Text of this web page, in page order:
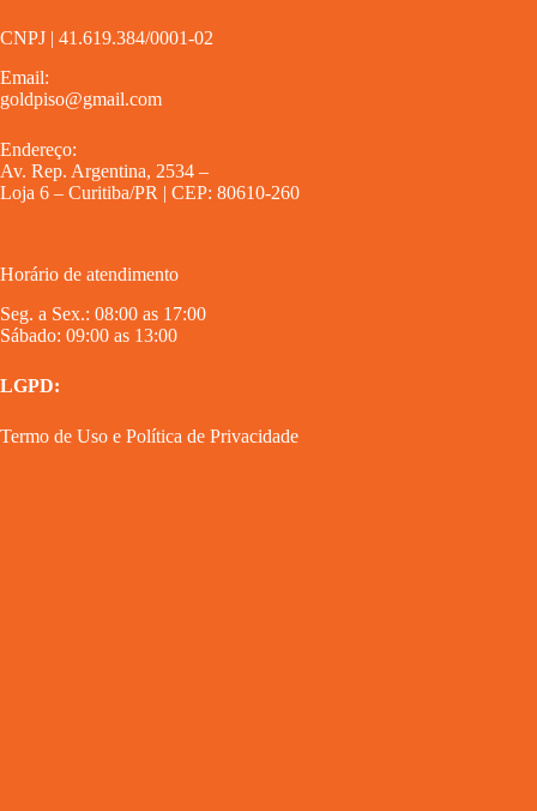
CNPJ | 41.619.384/0001-02
Email:
goldpiso@gmail.com
Endereço:
Av. Rep. Argentina, 2534 –
Loja 6 – Curitiba/PR | CEP: 80610-260
Horário de atendimento
Seg. a Sex.: 08:00 as 17:00
Sábado: 09:00 as 13:00
LGPD:
Termo de Uso e Política de Privacidade